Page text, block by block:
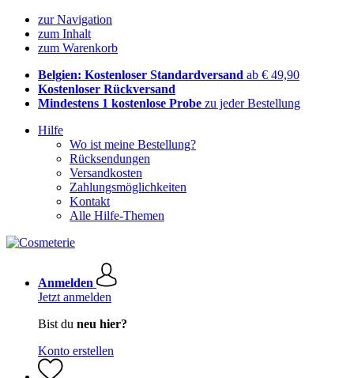
zur Navigation
zum Inhalt
zum Warenkorb
Belgien: Kostenloser Standardversand ab € 49,90
Kostenloser Rückversand
Mindestens 1 kostenlose Probe zu jeder Bestellung
Hilfe
Wo ist meine Bestellung?
Rücksendungen
Versandkosten
Zahlungsmöglichkeiten
Kontakt
Alle Hilfe-Themen
Anmelden
Jetzt anmelden
Bist du neu hier?
Konto erstellen